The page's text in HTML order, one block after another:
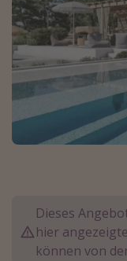
Reiseziele
Alle Reiseziele
Bodensee Urlaub
Gozo Urlaub
Normandie Urlaub
Goa Urlaub
Krabi Urlaub
Tulum Urlaub
Dieses
hier
können von